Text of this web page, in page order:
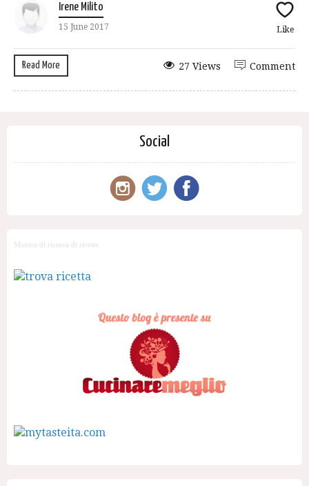
Irene Milito
15 June 2017 Like
Read More Comment
27 Views
Social
Motore di ricerca di ricette